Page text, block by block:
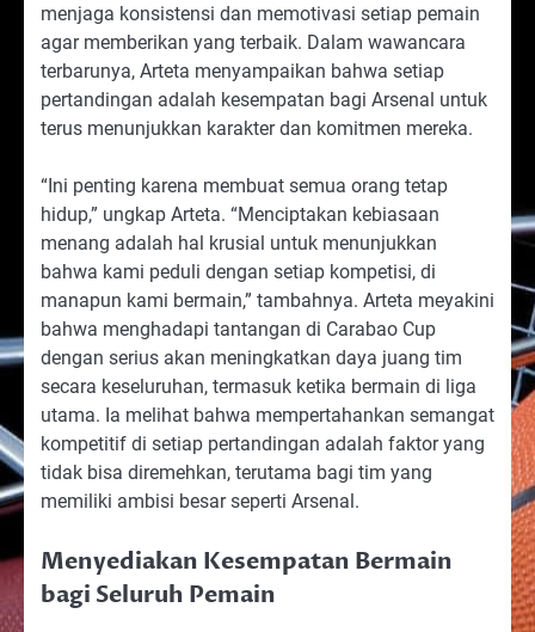
menjaga konsistensi dan memotivasi setiap pemain
agar memberikan yang terbaik. Dalam wawancara
terbarunya, Arteta menyampaikan bahwa setiap
pertandingan adalah kesempatan bagi Arsenal untuk
terus menunjukkan karakter dan komitmen mereka.
“Ini penting karena membuat semua orang tetap
hidup,” ungkap Arteta. “Menciptakan kebiasaan
menang adalah hal krusial untuk menunjukkan
bahwa kami peduli dengan setiap kompetisi, di
manapun kami bermain,” tambahnya. Arteta meyakini
bahwa menghadapi tantangan di Carabao Cup
dengan serius akan meningkatkan daya juang tim
secara keseluruhan, termasuk ketika bermain di liga
utama. Ia melihat bahwa mempertahankan semangat
kompetitif di setiap pertandingan adalah faktor yang
tidak bisa diremehkan, terutama bagi tim yang
memiliki ambisi besar seperti Arsenal.
Menyediakan Kesempatan Bermain
bagi Seluruh Pemain